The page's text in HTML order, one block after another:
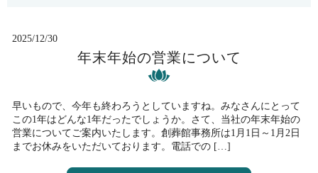
2025/12/30
年末年始の営業について
早いもので、今年も終わろうとしていますね。みなさんにとって
この1年はどんな1年だったでしょうか。さて、当社の年末年始の
営業についてご案内いたします。創葬館事務所は1月1日～1月2日
までお休みをいただいております。電話での […]